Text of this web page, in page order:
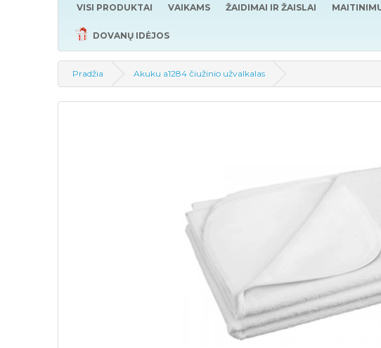
VISI PRODUKTAI VAIKAMS ŽAIDIMAI IR ŽAISLAI
DOVANŲ IDĖJOS
Pradžia Akuku a1284 čiužinio užvalkalas